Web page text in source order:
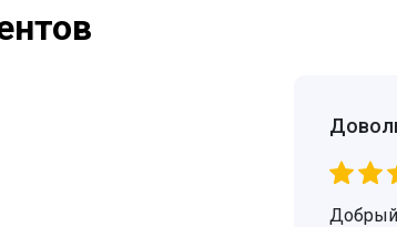
Добрый